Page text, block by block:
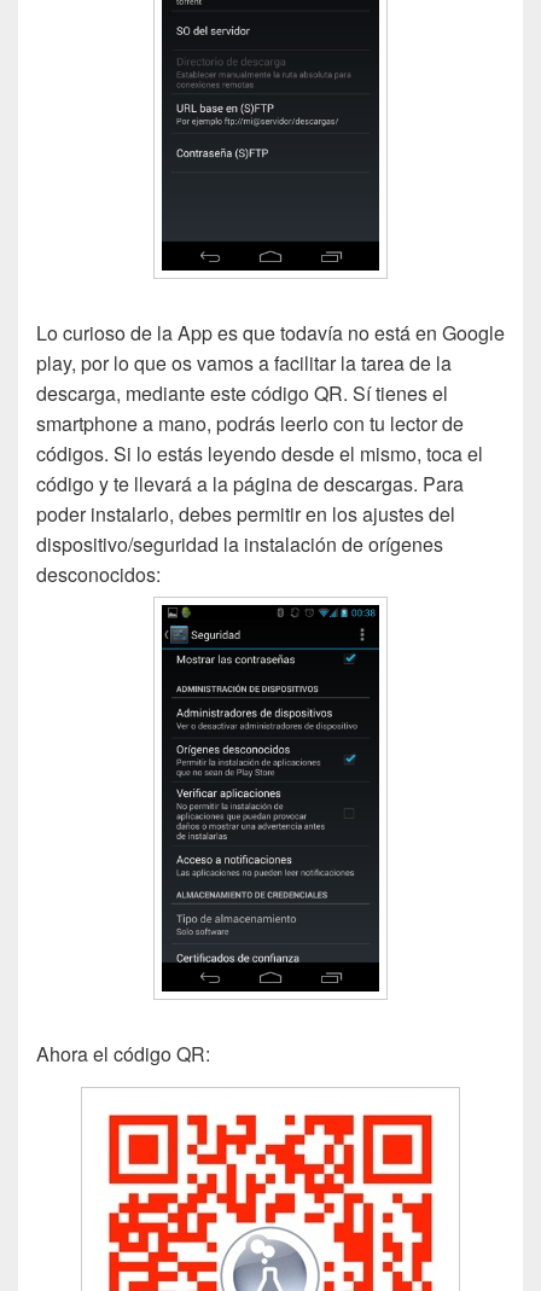
Lo curioso de la App es que todavía no está en Google
play, por lo que os vamos a facilitar la tarea de la
descarga, mediante este código QR. Sí tienes el
smartphone a mano, podrás leerlo con tu lector de
códigos. Si lo estás leyendo desde el mismo, toca el
código y te llevará a la página de descargas. Para
poder instalarlo, debes permitir en los ajustes del
dispositivo/seguridad la instalación de orígenes
desconocidos:
Ahora el código QR: